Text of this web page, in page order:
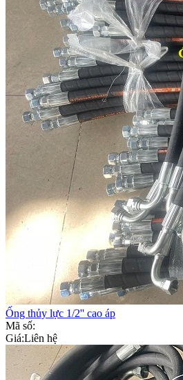
Ống thủy lực 1/2'' cao áp
Mã số:
Giá:Liên hệ